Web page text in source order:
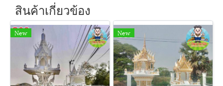
สินค้าเกี่ยวข้อง
New New